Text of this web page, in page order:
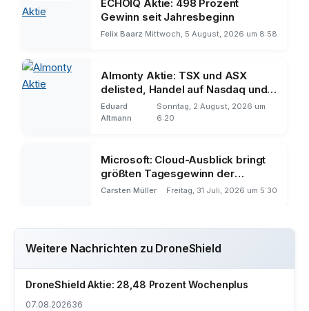
ECHOIQ Aktie: 498 Prozent
Gewinn seit Jahresbeginn
Felix Baarz Mittwoch, 5 August, 2026 um 8:58
Almonty Aktie: TSX und ASX
delisted, Handel auf Nasdaq und
Frankfurt
Eduard
Altmann
Sonntag, 2 August, 2026 um
6:20
Microsoft: Cloud-Ausblick bringt
größten Tagesgewinn der
Börsengeschichte
Carsten Müller Freitag, 31 Juli, 2026 um 5:30
Weitere Nachrichten zu DroneShield
DroneShield Aktie: 28,48 Prozent Wochenplus
07.08.202636